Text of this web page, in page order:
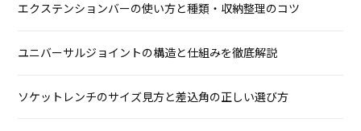
エクステンションバーの使い方と種類・収納整理のコツ
ユニバーサルジョイントの構造と仕組みを徹底解説
ソケットレンチのサイズ見方と差込角の正しい選び方